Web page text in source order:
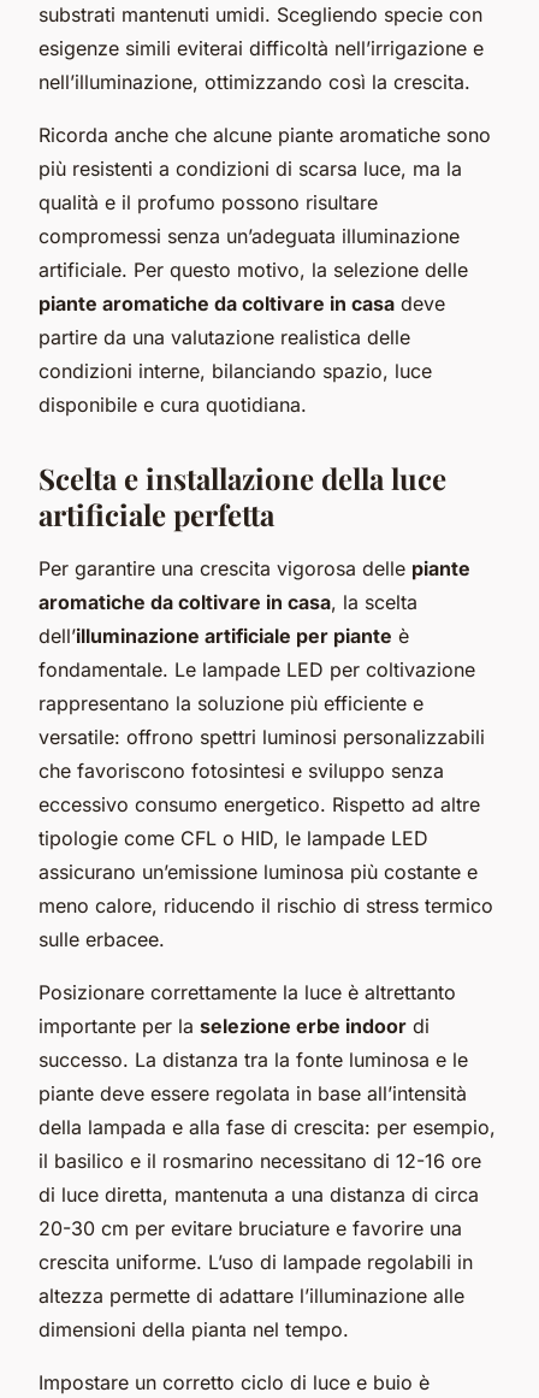
substrati mantenuti umidi. Scegliendo specie con
esigenze simili eviterai difficoltà nell’irrigazione e
nell’illuminazione, ottimizzando così la crescita.
Ricorda anche che alcune piante aromatiche sono
più resistenti a condizioni di scarsa luce, ma la
qualità e il profumo possono risultare
compromessi senza un’adeguata illuminazione
artificiale. Per questo motivo, la selezione delle
piante aromatiche da coltivare in casa deve
partire da una valutazione realistica delle
condizioni interne, bilanciando spazio, luce
disponibile e cura quotidiana.
Scelta e installazione della luce
artificiale perfetta
Per garantire una crescita vigorosa delle piante
aromatiche da coltivare in casa, la scelta
dell’illuminazione artificiale per piante è
fondamentale. Le lampade LED per coltivazione
rappresentano la soluzione più efficiente e
versatile: offrono spettri luminosi personalizzabili
che favoriscono fotosintesi e sviluppo senza
eccessivo consumo energetico. Rispetto ad altre
tipologie come CFL o HID, le lampade LED
assicurano un’emissione luminosa più costante e
meno calore, riducendo il rischio di stress termico
sulle erbacee.
Posizionare correttamente la luce è altrettanto
importante per la selezione erbe indoor di
successo. La distanza tra la fonte luminosa e le
piante deve essere regolata in base all’intensità
della lampada e alla fase di crescita: per esempio,
il basilico e il rosmarino necessitano di 12-16 ore
di luce diretta, mantenuta a una distanza di circa
20-30 cm per evitare bruciature e favorire una
crescita uniforme. L’uso di lampade regolabili in
altezza permette di adattare l’illuminazione alle
dimensioni della pianta nel tempo.
Impostare un corretto ciclo di luce e buio è